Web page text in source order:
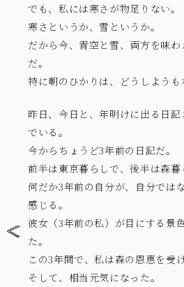
でも、私には寒さが物足りない。
寒さというか、雪というか。
だから今、青空と雪、両方を味
だ。
特に朝のひかりは、どうしようも
昨日、今日と、年明けに出る日
でいる。
今からちょうど3年前の日記だ。
前半は東京暮らしで、後半は森暮
何だか3年前の自分が、自分では
感じる。
彼女（3年前の私）が目にする景
た。
この3年間で、私は森の恩恵を受
そして、相当元気になった。